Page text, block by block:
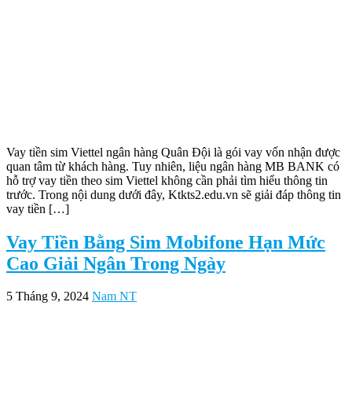
Vay tiền sim Viettel ngân hàng Quân Đội là gói vay vốn nhận được
quan tâm từ khách hàng. Tuy nhiên, liệu ngân hàng MB BANK có
hỗ trợ vay tiền theo sim Viettel không cần phải tìm hiểu thông tin
trước. Trong nội dung dưới đây, Ktkts2.edu.vn sẽ giải đáp thông tin
vay tiền […]
Vay Tiền Bằng Sim Mobifone Hạn Mức
Cao Giải Ngân Trong Ngày
5 Tháng 9, 2024 Nam NT